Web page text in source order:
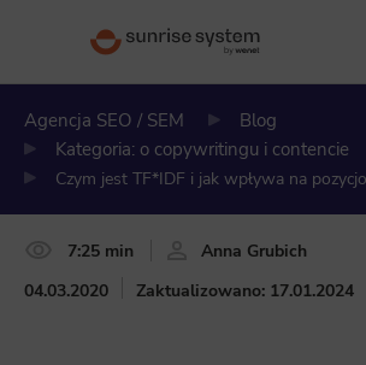
Agencja SEO / SEM
Blog
Kategoria: o copywritingu i contencie
Czym jest TF*IDF i jak wpływa na
7:25 min
Anna Grubich
04.03.2020
Zaktualizowano: 17.01.2024